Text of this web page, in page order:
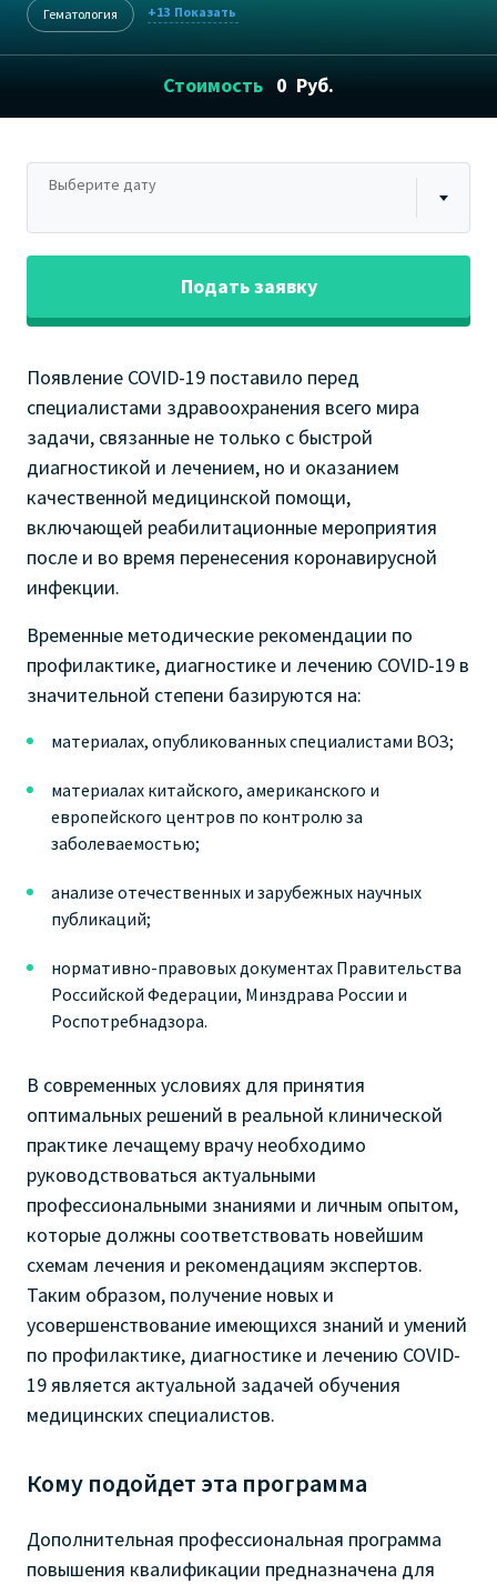
Гематология +13
Стоимость 0 Руб.
Выберите дату
Подать заявку
Появление COVID-19 поставило перед
специалистами здравоохранения всего мира
задачи, связанные не только с быстрой
диагностикой и лечением, но и оказанием
качественной медицинской помощи,
включающей реабилитационные мероприятия
после и во время перенесения коронавирусной
инфекции.
Временные методические рекомендации по
профилактике, диагностике и лечению COVID-19 в
значительной степени базируются на:
материалах, опубликованных специалистами ВОЗ;
материалах китайского, американского и
европейского центров по контролю за
заболеваемостью;
анализе отечественных и зарубежных научных
публикаций;
нормативно-правовых документах Правительства
Российской Федерации, Минздрава России и
Роспотребнадзора.
В современных условиях для принятия
оптимальных решений в реальной клинической
практике лечащему врачу необходимо
руководствоваться актуальными
профессиональными знаниями и личным опытом,
которые должны соответствовать новейшим
схемам лечения и рекомендациям экспертов.
Таким образом, получение новых и
усовершенствование имеющихся знаний и умений
по профилактике, диагностике и лечению COVID-
19 является актуальной задачей обучения
медицинских специалистов.
Кому подойдет эта программа
Дополнительная профессиональная программа
повышения квалификации предназначена для